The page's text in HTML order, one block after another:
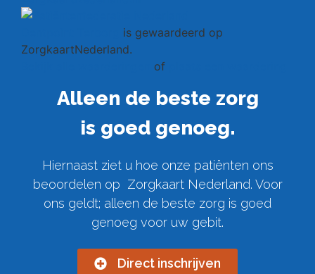
is gewaardeerd op
ZorgkaartNederland.
of
Alleen de beste zorg
is goed genoeg.
Hiernaast ziet u hoe onze patiënten ons
beoordelen op Zorgkaart Nederland. Voor
ons geldt; alleen de beste zorg is goed
genoeg voor uw gebit.
Direct inschrijven